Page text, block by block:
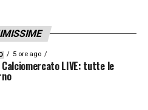
5 ore ago
LIVE: tutte le